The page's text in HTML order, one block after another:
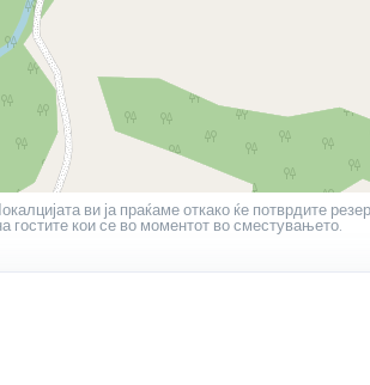
ви ја праќаме откако ќе потврдите
гостите кои се во моментот во сместувањето.